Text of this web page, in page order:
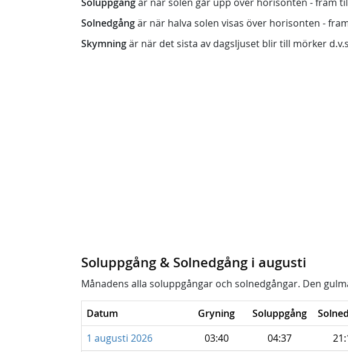
Solnedgångär när halva solen visas över horisonten -
Skymningär när det sista av dagsljuset blir till mörker
Soluppgång & Solnedgång i augusti
Månadens alla soluppgångar och solnedgångar. Den
Datum Gryning Soluppgång
1 augusti 2026
03:40 04:37